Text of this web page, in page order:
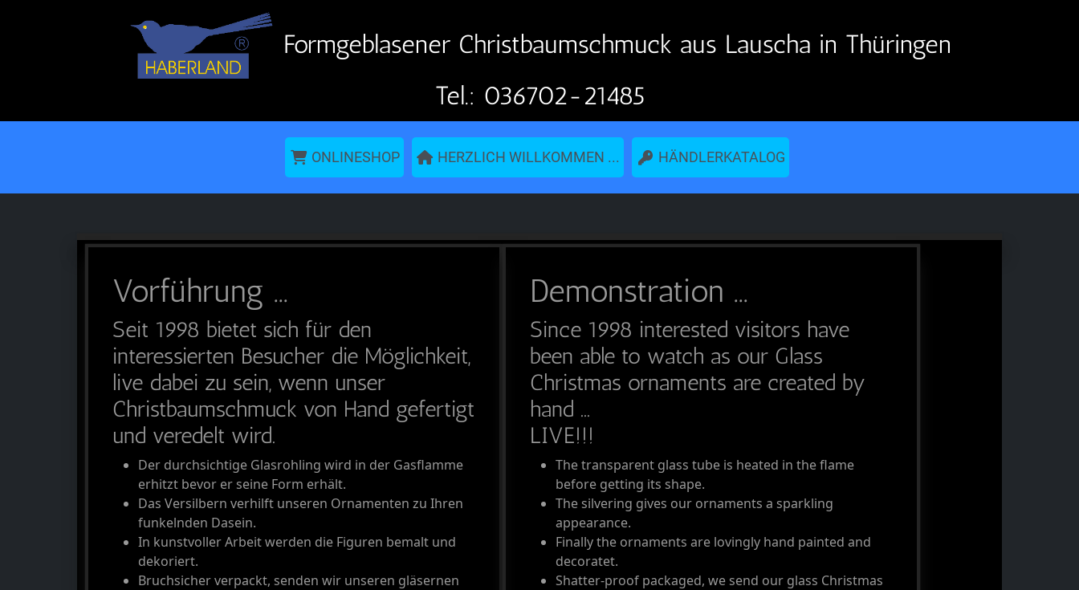
Formgeblasener Christbaumschmuck aus Lauscha in Thüringen
Tel.: 036702-21485
ONLINESHOP HERZLICH WILLKOMMEN ... HÄNDLERKATALOG
Vorführung ...
Seit 1998 bietet sich für den
interessierten Besucher die Möglichkeit,
live dabei zu sein, wenn unser
Christbaumschmuck von Hand gefertigt
und veredelt wird.
Der durchsichtige Glasrohling wird in der Gasflamme
erhitzt bevor er seine Form erhält.
Das Versilbern verhilft unseren Ornamenten zu Ihren
funkelnden Dasein.
In kunstvoller Arbeit werden die Figuren bemalt und
dekoriert.
Bruchsicher verpackt, senden wir unseren gläsernen
Demonstration ...
Since 1998 interested visitors have
been able to watch as our Glass
Christmas ornaments are created by
hand ...
LIVE!!!
The transparent glass tube is heated in the flame
before getting its shape.
The silvering gives our ornaments a sparkling
appearance.
Finally the ornaments are lovingly hand painted and
decoratet.
Shatter-proof packaged, we send our glass Christmas